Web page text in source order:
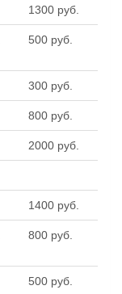
1300 руб.
500 руб.
300 руб.
800 руб.
2000 руб.
1400 руб.
800 руб.
500 руб.